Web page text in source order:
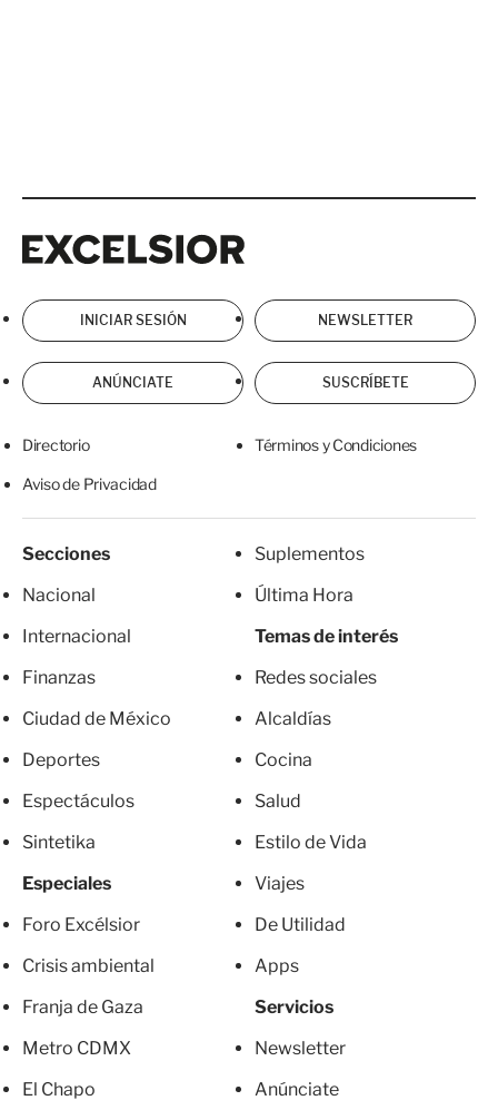
INICIAR SESIÓN NEWSLETTER
ANÚNCIATE SUSCRÍBETE
Directorio Términos y Condiciones
Aviso de Privacidad
Secciones
Nacional
Internacional
Finanzas
Ciudad de México
Deportes
Espectáculos
Sintetika
Especiales
Foro Excélsior
Crisis ambiental
Franja de Gaza
Metro CDMX
El Chapo
Suplementos
Última Hora
Temas de interés
Redes sociales
Alcaldías
Cocina
Salud
Estilo de Vida
Viajes
De Utilidad
Apps
Servicios
Newsletter
Anúnciate